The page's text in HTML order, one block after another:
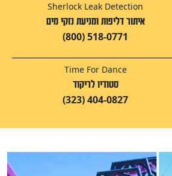
Sherlock Leak Detection
איתור דליפות ומניעת נזקי מים
(800) 518-0771
Time For Dance
סטודיו לריקוד
(323) 404-0827